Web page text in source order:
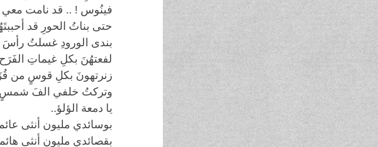
فينُوس ! .. قد نامت معي
حتى بناتُ الحورِ قد
بندى الورودِ غسلتُ رأسَ
لفعتهُنَ بكلِ غيماتِ الفَرَح
زنرتهونَ بكلِ قوسٍ من
وتركتُ خلفي الفَ شمسٍ
يا دمعة الؤلؤ..
بوسائدي مليون أنثى
بقصائدي مليون أنثى